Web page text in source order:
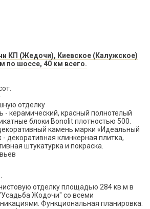
КП (Жедочи), Киевское (Калужское)
по шоссе, 40 км всего.
отделку
- керамический, красный полнотелый
блоки Bonolit плотностью 500.
камень марки «Идеальный
декоративная клинкерная плитка,
штукатурка и покраска.
отделку площадью 284 кв.м в
Жодочи" со всеми
Функциональная планировка: